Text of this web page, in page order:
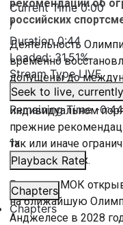
Current Time0:00
/
Duration0:44
Loaded:31.51%
Stream TypeLIVE
Seek to live,
Remaining Time-0:44
1x
Playback Rate
Chapters
Chapters
рекомендации об
российских
Деятельность
временно
допущены до
рассмотрения
индивидуальном
прежние
так или иначе
соревнованиях.
Решение МОК
на ближайшую
Анджелесе в 2028